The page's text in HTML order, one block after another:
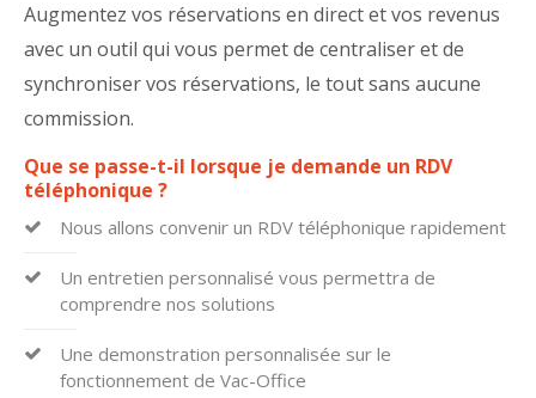
Register| Lost your password?
Support
Lorem ipsum dolor sit amet:
24h
We offer support for our customers
Mon - Fri 8:00am - 5:00pm (GMT +1)
Augmentez vos réservations en direct et vos revenus
avec un outil qui vous permet de centraliser et de
synchroniser vos réservations, le tout sans aucune
commission.
Que se passe-t-il lorsque je demande un RDV
téléphonique ?
Nous allons convenir un RDV téléphonique rapidement
Un entretien personnalisé vous permettra de
comprendre nos solutions
Une demonstration personnalisée sur le
fonctionnement de Vac-Office